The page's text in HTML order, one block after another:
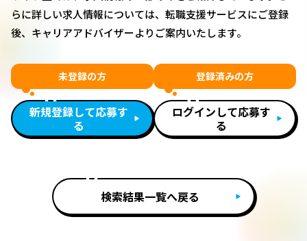
らに詳しい求人情報については、転職支援サービスにご登録
後、キャリアアドバイザーよりご案内いたします。
未登録の方
新規登録して応募す
る
登録済みの方
ログインして応募す
る
検索結果一覧へ戻る